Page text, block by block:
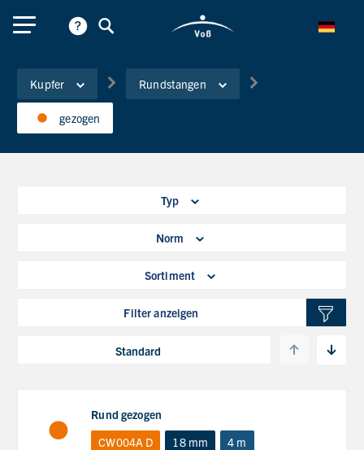
Kupfer Rundstangen
gezogen
Typ
Norm
Sortiment
Filter anzeigen
Rund gezogen
CW004A D
18 mm 4 m